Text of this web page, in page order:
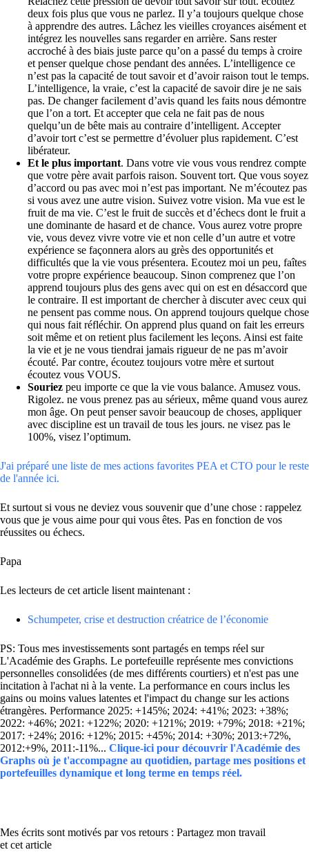
deux fois plus que vous ne parlez. Il y’a toujours quelque chose
à apprendre des autres. Lâchez les vieilles croyances aisément et
intégrez les nouvelles sans regarder en arrière. Sans rester
accroché à des biais juste parce qu’on a passé du temps à croire
et penser quelque chose pendant des années. L’intelligence ce
n’est pas la capacité de tout savoir et d’avoir raison tout le temps.
L’intelligence, la vraie, c’est la capacité de savoir dire je ne sais
pas. De changer facilement d’avis quand les faits nous démontre
que l’on a tort. Et accepter que cela ne fait pas de nous
quelqu’un de bête mais au contraire d’intelligent. Accepter
d’avoir tort c’est se permettre d’évoluer plus rapidement. C’est
libérateur.
Et le plus important. Dans votre vie vous vous rendrez compte
que votre père avait parfois raison. Souvent tort. Que vous soyez
d’accord ou pas avec moi n’est pas important. Ne m’écoutez pas
si vous avez une autre vision. Suivez votre vision. Ma vue est le
fruit de ma vie. C’est le fruit de succès et d’échecs dont le fruit a
une dominante de hasard et de chance. Vous aurez votre propre
vie, vous devez vivre votre vie et non celle d’un autre et votre
expérience se façonnera alors au grès des opportunités et
difficultés que la vie vous présentera. Ecoutez moi un peu, faîtes
votre propre expérience beaucoup. Sinon comprenez que l’on
apprend toujours plus des gens avec qui on est en désaccord que
le contraire. Il est important de chercher à discuter avec ceux qui
ne pensent pas comme nous. On apprend toujours quelque chose
qui nous fait réfléchir. On apprend plus quand on fait les erreurs
soit même et on retient plus facilement les leçons. Ainsi est faite
la vie et je ne vous tiendrai jamais rigueur de ne pas m’avoir
écouté. Par contre, écoutez toujours votre mère et surtout
écoutez vous VOUS.
Souriez peu importe ce que la vie vous balance. Amusez vous.
Rigolez. ne vous prenez pas au sérieux, même quand vous aurez
mon âge. On peut penser savoir beaucoup de choses, appliquer
avec discipline est un travail de tous les jours. ne visez pas le
100%, visez l’optimum.
J'ai préparé une liste de mes actions favorites PEA et CTO pour le reste
de l'année ici.
Et surtout si vous ne deviez vous souvenir que d’une chose : rappelez
vous que je vous aime pour qui vous êtes. Pas en fonction de vos
réussites ou échecs.
Papa
Les lecteurs de cet article lisent maintenant :
Schumpeter, crise et destruction créatrice de l’économie
PS: Tous mes investissements sont partagés en temps réel sur
L'Académie des Graphs. Le portefeuille représente mes convictions
personnelles consolidées (de mes différents courtiers) et n'est pas une
incitation à l'achat ni à la vente. La performance en cours inclus les
gains ou moins values latentes et l'impact du change sur les actions
étrangères. Performance 2025: +145%; 2024: +41%; 2023: +38%;
2022: +46%; 2021: +122%; 2020: +121%; 2019: +79%; 2018: +21%;
2017: +24%; 2016: +12%; 2015: +45%; 2014: +30%; 2013:+72%,
2012:+9%, 2011:-11%... Clique-ici pour découvrir l'Académie des
Graphs où je t'accompagne au quotidien, partage mes positions et
portefeuilles dynamique et long terme en temps réel.
Mes écrits sont motivés par vos retours : Partagez mon travail
et cet article